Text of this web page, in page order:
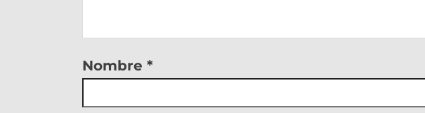
Nombre *